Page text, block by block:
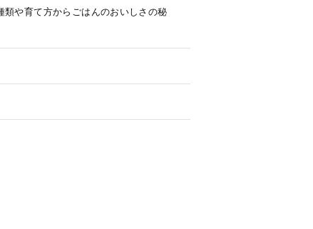
や育て方からごはんのおいしさの秘